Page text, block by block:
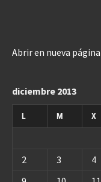
Abrir en nueva página
diciembre 2013
L M X
2
3 4